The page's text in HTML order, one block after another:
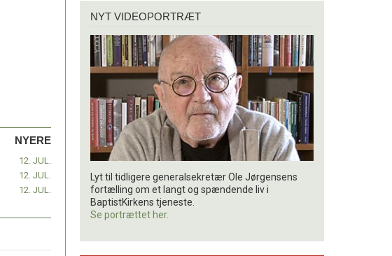
NYERE
12. JUL.
12. JUL.
12. JUL.
videoportræt
NYT VIDEOPORTRÆT
Lyt til tidligere generalsekretær Ole Jørgensens
fortælling om et langt og spændende liv i
BaptistKirkens tjeneste.
Se portrættet her.